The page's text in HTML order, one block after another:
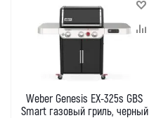
Weber Genesis EX-325s GBS
Smart газовый гриль, черный